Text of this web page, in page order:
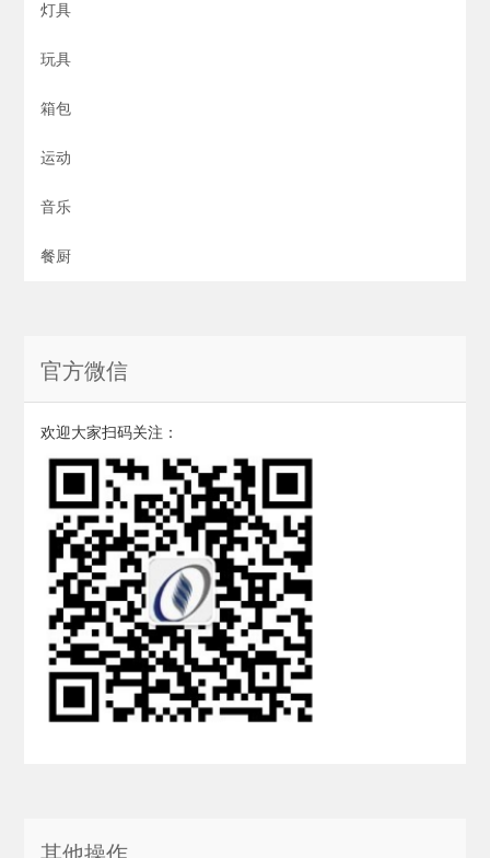
灯具
玩具
箱包
运动
音乐
餐厨
官方微信
欢迎大家扫码关注：